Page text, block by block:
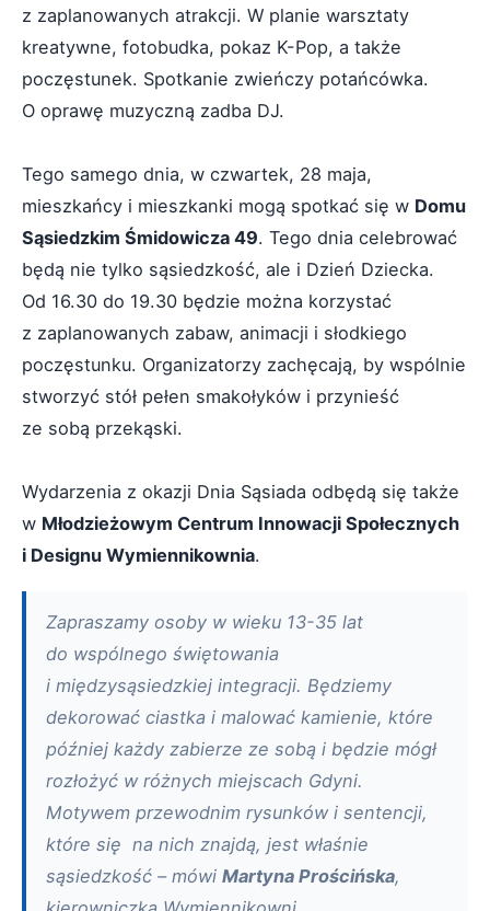
z zaplanowanych atrakcji. W planie warsztaty
kreatywne, fotobudka, pokaz K-Pop, a także
poczęstunek. Spotkanie zwieńczy potańcówka.
O oprawę muzyczną zadba DJ.
Tego samego dnia, w czwartek, 28 maja,
mieszkańcy i mieszkanki mogą spotkać się w Domu
Sąsiedzkim Śmidowicza 49. Tego dnia celebrować
będą nie tylko sąsiedzkość, ale i Dzień Dziecka.
Od 16.30 do 19.30 będzie można korzystać
z zaplanowanych zabaw, animacji i słodkiego
poczęstunku. Organizatorzy zachęcają, by wspólnie
stworzyć stół pełen smakołyków i przynieść
ze sobą przekąski.
Wydarzenia z okazji Dnia Sąsiada odbędą się także
w Młodzieżowym Centrum Innowacji Społecznych
i Designu Wymiennikownia.
Zapraszamy osoby w wieku 13-35 lat
do wspólnego świętowania
i międzysąsiedzkiej integracji. Będziemy
dekorować ciastka i malować kamienie, które
później każdy zabierze ze sobą i będzie mógł
rozłożyć w różnych miejscach Gdyni.
Motywem przewodnim rysunków i sentencji,
które się na nich znajdą, jest właśnie
sąsiedzkość – mówi Martyna Prościńska,